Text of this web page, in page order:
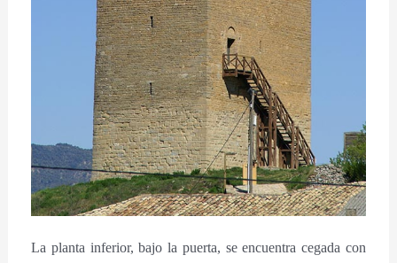
La planta inferior, bajo la puerta, se encuentra cegada con